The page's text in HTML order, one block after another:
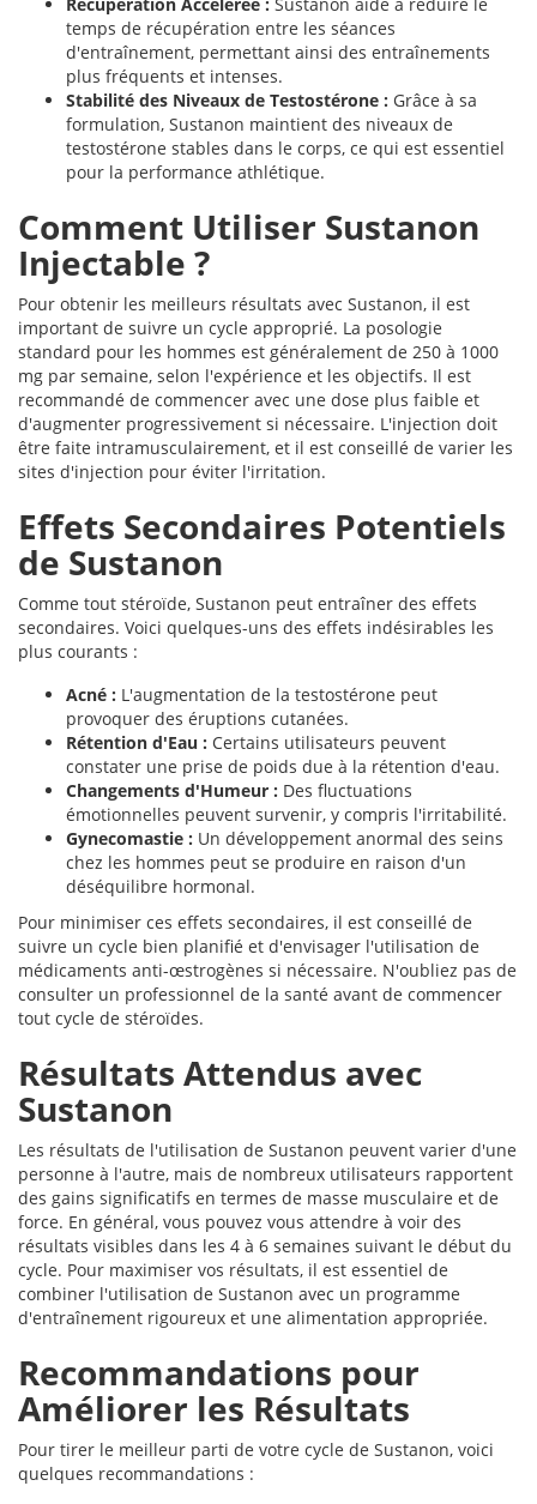
temps de récupération entre les séances
d'entraînement, permettant ainsi des entraînements
plus fréquents et intenses.
Stabilité des Niveaux de Testostérone : Grâce à sa
formulation, Sustanon maintient des niveaux de
testostérone stables dans le corps, ce qui est essentiel
pour la performance athlétique.
Comment Utiliser Sustanon
Injectable ?
Pour obtenir les meilleurs résultats avec Sustanon, il est
important de suivre un cycle approprié. La posologie
standard pour les hommes est généralement de 250 à 1000
mg par semaine, selon l'expérience et les objectifs. Il est
recommandé de commencer avec une dose plus faible et
d'augmenter progressivement si nécessaire. L'injection doit
être faite intramusculairement, et il est conseillé de varier les
sites d'injection pour éviter l'irritation.
Effets Secondaires Potentiels
de Sustanon
Comme tout stéroïde, Sustanon peut entraîner des effets
secondaires. Voici quelques-uns des effets indésirables les
plus courants :
Acné : L'augmentation de la testostérone peut
provoquer des éruptions cutanées.
Rétention d'Eau : Certains utilisateurs peuvent
constater une prise de poids due à la rétention d'eau.
Changements d'Humeur : Des fluctuations
émotionnelles peuvent survenir, y compris l'irritabilité.
Gynecomastie : Un développement anormal des seins
chez les hommes peut se produire en raison d'un
déséquilibre hormonal.
Pour minimiser ces effets secondaires, il est conseillé de
suivre un cycle bien planifié et d'envisager l'utilisation de
médicaments anti-œstrogènes si nécessaire. N'oubliez pas de
consulter un professionnel de la santé avant de commencer
tout cycle de stéroïdes.
Résultats Attendus avec
Sustanon
Les résultats de l'utilisation de Sustanon peuvent varier d'une
personne à l'autre, mais de nombreux utilisateurs rapportent
des gains significatifs en termes de masse musculaire et de
force. En général, vous pouvez vous attendre à voir des
résultats visibles dans les 4 à 6 semaines suivant le début du
cycle. Pour maximiser vos résultats, il est essentiel de
combiner l'utilisation de Sustanon avec un programme
d'entraînement rigoureux et une alimentation appropriée.
Recommandations pour
Améliorer les Résultats
Pour tirer le meilleur parti de votre cycle de Sustanon, voici
quelques recommandations :